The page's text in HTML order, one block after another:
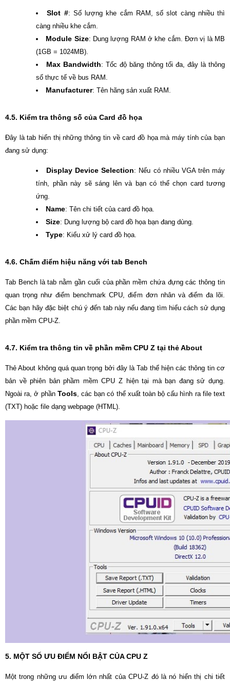
Slot #: Số lượng khe cắm RAM, số slot càng nhiều thì
càng nhiều khe cắm.
Module Size: Dung lượng RAM ở khe cắm. Đơn vị là MB
(1GB = 1024MB).
Max Bandwidth: Tốc độ băng thông tối đa, đây là thông
số thực tế về bus RAM.
Manufacturer: Tên hãng sản xuất RAM.
4.5. Kiểm tra thông số của Card đồ họa
Đây là tab hiển thị những thông tin về card đồ họa mà máy tính của bạn
đang sử dụng:
Display Device Selection: Nếu có nhiều VGA trên máy
tính, phần này sẽ sáng lên và bạn có thể chọn card tương
ứng.
Name: Tên chi tiết của card đồ họa.
Size: Dung lượng bộ card đồ họa bạn đang dùng.
Type: Kiểu xử lý card đồ họa.
4.6. Chấm điểm hiệu năng với tab Bench
Tab Bench là tab nằm gần cuối của phần mềm chứa đựng các thông tin
quan trọng như điểm benchmark CPU, điểm đơn nhân và điểm đa lõi.
Các bạn hãy đặc biệt chú ý đến tab này nếu đang tìm hiểu cách sử dụng
phần mềm CPU-Z.
4.7. Kiểm tra thông tin về phần mềm CPU Z tại thẻ About
Thẻ About không quá quan trọng bởi đây là Tab thể hiện các thông tin cơ
bản về phiên bản phầm mềm CPU Z hiện tại mà bạn đang sử dụng.
Ngoài ra, ở phần Tools, các bạn có thể xuất toàn bộ cấu hình ra file text
(TXT) hoặc file dạng webpage (HTML).
5. MỘT SỐ ƯU ĐIỂM NỔI BẬT CỦA CPU Z
Một trong những ưu điểm lớn nhất của CPU-Z đó là nó hiển thị chi tiết